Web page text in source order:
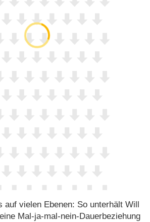
auf vielen Ebenen: So unterhält Will
Mal-ja-mal-nein-Dauerbeziehung